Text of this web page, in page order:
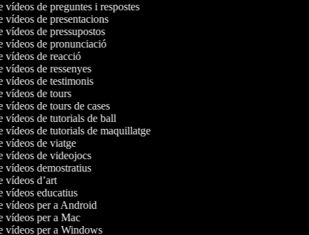
vídeos de preguntes i respostes
vídeos de presentacions
vídeos de pressupostos
vídeos de pronunciació
vídeos de reacció
vídeos de ressenyes
vídeos de testimonis
vídeos de tours
vídeos de tours de cases
vídeos de tutorials de ball
vídeos de tutorials de maquillatge
vídeos de viatge
vídeos de videojocs
vídeos demostratius
vídeos d’art
vídeos educatius
vídeos per a Android
vídeos per a Mac
vídeos per a Windows